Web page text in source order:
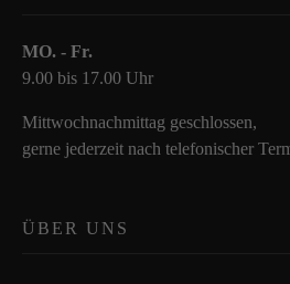
MO. - Fr.
9.00 bis 17.00 Uhr
Mittwochnachmittag geschlossen,
gerne jederzeit nach telefonischer
ÜBER UNS